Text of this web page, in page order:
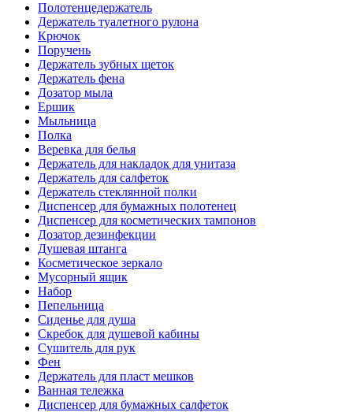
Полотенцедержатель
Держатель туалетного рулона
Крючок
Поручень
Держатель зубных щеток
Держатель фена
Дозатор мыла
Eршик
Мыльница
Полка
Веревка для белья
Держатель для накладок для унитаза
Держатель для салфеток
Держатель стеклянной полки
Диспенсер для бумажных полотенец
Диспенсер для косметических тампонов
Дозатор дезинфекции
Душевая штанга
Косметическое зеркало
Мусорный ящик
Набор
Пепельница
Сиденье для душа
Скребок для душевой кабины
Сушитель для рук
Фен
Держатель для пласт мешков
Ванная тележка
Диспенсер для бумажных салфеток